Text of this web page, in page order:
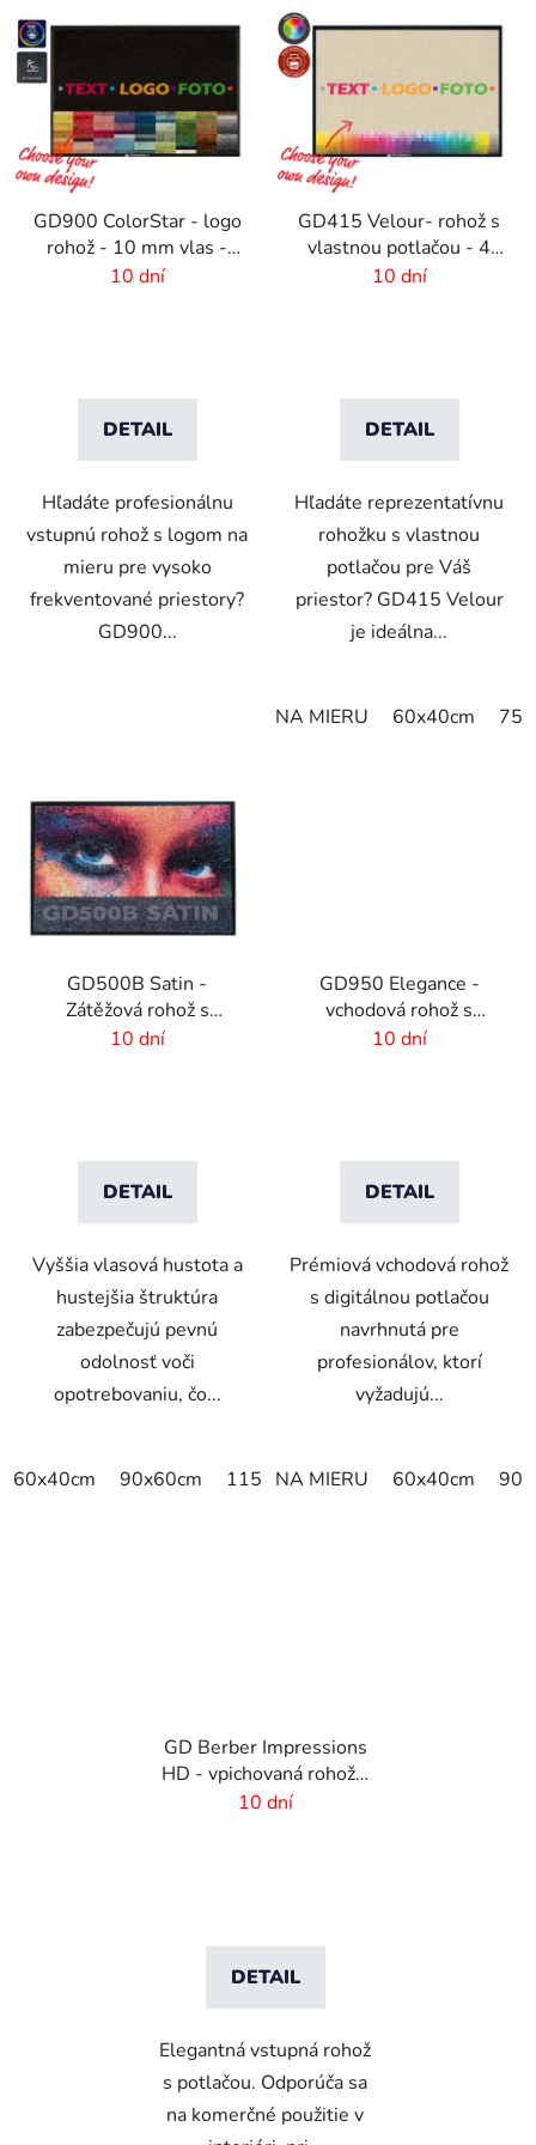
GD900 ColorStar - logo
rohož - 10 mm vlas -
rozmer na mieru
10 dní
DETAIL
Hľadáte profesionálnu
vstupnú rohož s logom na
mieru pre vysoko
frekventované priestory?
GD900...
GD415 Velour- rohož s
vlastnou potlačou - 4
mm vlas
10 dní
DETAIL
Hľadáte reprezentatívnu
rohožku s vlastnou
potlačou pre Váš
priestor? GD415 Velour
je ideálna...
NA MIERU 60x40cm
GD500B Satin -
Zátěžová rohož s
digitálnou potlačou a
10 dní
DETAIL
Vyššia vlasová hustota a
hustejšia štruktúra
zabezpečujú pevnú
odolnosť voči
opotrebovaniu, čo...
60x40cm 90x60cm 115x115cm 150x100cm
GD950 Elegance -
vchodová rohož s
digitálnou potlačou - 6
10 dní
DETAIL
Prémiová vchodová rohož
s digitálnou potlačou
navrhnutá pre
profesionálov, ktorí
vyžadujú...
NA MIERU 60x40cm
GD Berber Impressions
HD - vpichovaná rohož s
logom
10 dní
DETAIL
Elegantná vstupná rohož
s potlačou. Odporúča sa
na komerčné použitie v